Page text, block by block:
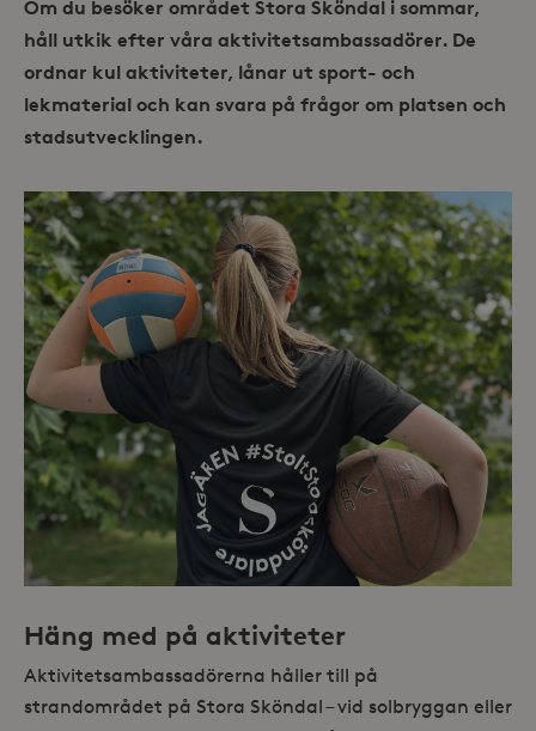
Om du besöker området Stora Sköndal i sommar,
håll utkik efter våra aktivitetsambassadörer. De
ordnar kul aktiviteter, lånar ut sport- och
lekmaterial och kan svara på frågor om platsen och
stadsutvecklingen.
Häng med på aktiviteter
Aktivitetsambassadörerna håller till på
strandområdet på Stora Sköndal – vid solbryggan eller